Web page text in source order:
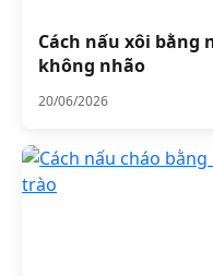
Cách nấu xôi bằng
không nhão
20/06/2026